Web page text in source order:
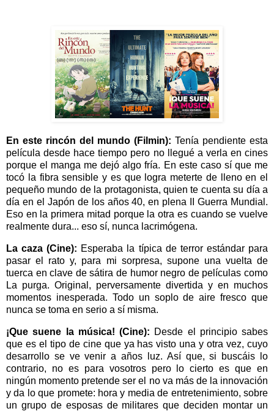
En este rincón del mundo (Filmin): Tenía pendiente esta
película desde hace tiempo pero no llegué a verla en cines
porque el manga me dejó algo fría. En este caso sí que me
tocó la fibra sensible y es que logra meterte de lleno en el
pequeño mundo de la protagonista, quien te cuenta su día a
día en el Japón de los años 40, en plena II Guerra Mundial.
Eso en la primera mitad porque la otra es cuando se vuelve
realmente dura... eso sí, nunca lacrimógena.
La caza (Cine): Esperaba la típica de terror estándar para
pasar el rato y, para mi sorpresa, supone una vuelta de
tuerca en clave de sátira de humor negro de películas como
La purga. Original, perversamente divertida y en muchos
momentos inesperada. Todo un soplo de aire fresco que
nunca se toma en serio a sí misma.
¡Que suene la música! (Cine): Desde el principio sabes
que es el tipo de cine que ya has visto una y otra vez, cuyo
desarrollo se ve venir a años luz. Así que, si buscáis lo
contrario, no es para vosotros pero lo cierto es que en
ningún momento pretende ser el no va más de la innovación
y da lo que promete: hora y media de entretenimiento, sobre
un grupo de esposas de militares que deciden montar un